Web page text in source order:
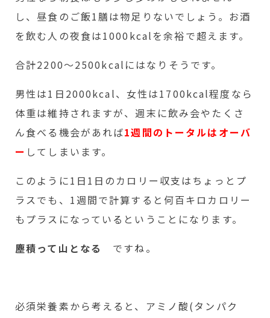
し、昼食のご飯1膳は物足りないでしょう。お酒
を飲む人の夜食は1000kcalを余裕で超えます。
合計2200～2500kcalにはなりそうです。
男性は1日2000kcal、女性は1700kcal程度なら
体重は維持されますが、週末に飲み会やたくさ
ん食べる機会があれば1週間のトータルはオーバ
ー してしまいます。
このように1日1日のカロリー収支はちょっとプ
ラスでも、1週間で計算すると何百キロカロリー
もプラスになっているということになります。
塵積って山となる
ですね。
必須栄養素から考えると、アミノ酸(タンパク